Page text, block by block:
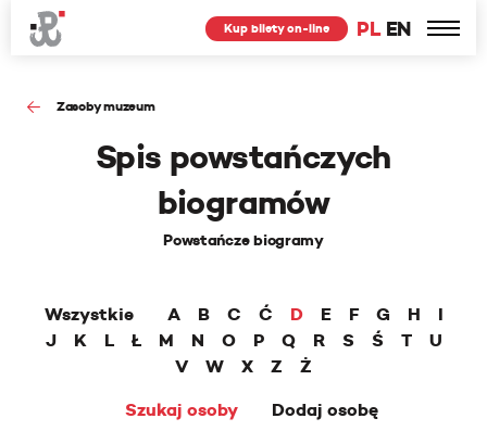
PL EN
Kup bilety on-line
Zasoby muzeum
Spis powstańczych
biogramów
Powstańcze biogramy
Wszystkie A B C Ć D E F G H
I
J
K L Ł M N O P Q R S Ś T
U
V
W X Z
Ż
Szukaj osoby
Dodaj osobę